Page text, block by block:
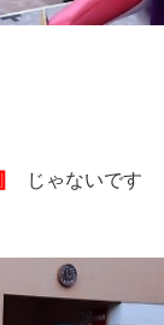
じゃないです